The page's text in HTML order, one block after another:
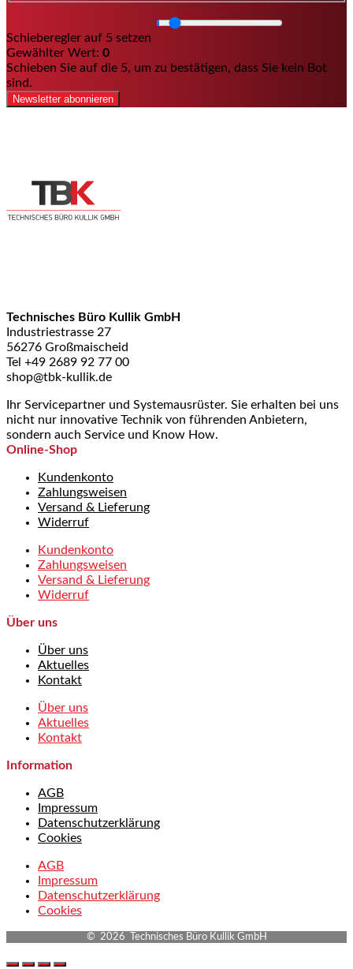
Schieberegler auf 5 setzen
Gewählter Wert: 0
Schieben Sie auf die 5, um zu bestätigen, dass Sie kein Bot
sind.
Newsletter abonnieren
Technisches Büro Kullik GmbH
Industriestrasse 27
56276 Großmaischeid
Tel +49 2689 92 77 00
shop@tbk-kullik.de
Ihr Servicepartner und Systemausrüster. Sie erhalten bei uns
nicht nur innovative Technik von führenden Anbietern,
sondern auch Service und Know How.
Online-Shop
Kundenkonto
Zahlungsweisen
Versand & Lieferung
Widerruf
Kundenkonto
Zahlungsweisen
Versand & Lieferung
Widerruf
Über uns
Über uns
Aktuelles
Kontakt
Über uns
Aktuelles
Kontakt
Information
AGB
Impressum
Datenschutzerklärung
Cookies
AGB
Impressum
Datenschutzerklärung
Cookies
© 2026 Technisches Büro Kullik GmbH